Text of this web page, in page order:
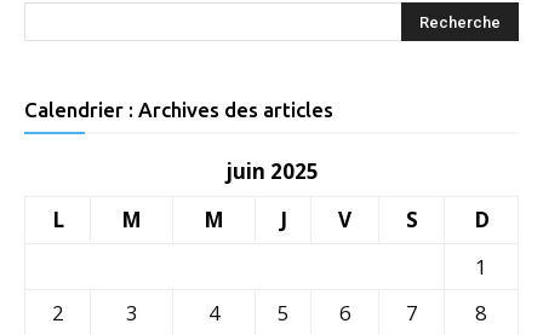
Calendrier : Archives des articles
juin 2025
L
M M J V S
D
1
2
3 4 5 6 7
8